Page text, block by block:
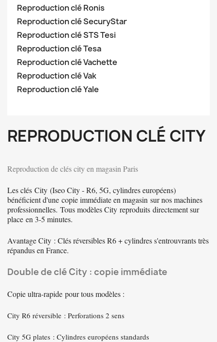
Reproduction clé Ronis
Reproduction clé SecuryStar
Reproduction clé STS Tesi
Reproduction clé Tesa
Reproduction clé Vachette
Reproduction clé Vak
Reproduction clé Yale
REPRODUCTION CLÉ CITY
Reproduction de clés city en magasin Paris
Les clés City (Iseo City - R6, 5G, cylindres européens)
bénéficient d'une copie immédiate en magasin sur nos machines
professionnelles. Tous modèles City reproduits directement sur
place en 3-5 minutes.
Avantage City : Clés réversibles R6 + cylindres s'entrouvrants très
répandus en France.
Double de clé City : copie immédiate
Copie ultra-rapide pour tous modèles :
City R6 réversible : Perforations 2 sens
City 5G plates : Cylindres européens standards